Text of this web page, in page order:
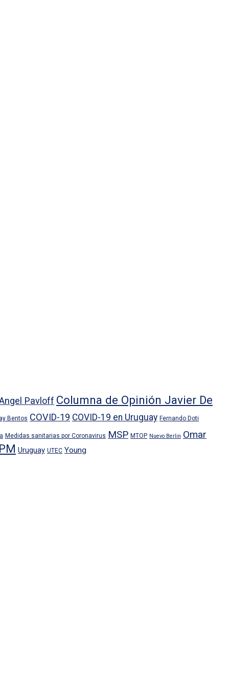
Pavloff Columna de Opinión Javier De
Bentos COVID-19 COVID-19 en Uruguay Fernando Doti
Medidas sanitarias por Coronavirus MSP MTOP Nuevo Berlin Omar
Uruguay UTEC Young